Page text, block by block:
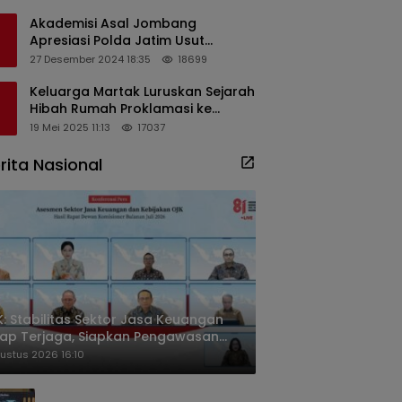
Akademisi Asal Jombang
Apresiasi Polda Jatim Usut
Dugaan Korupsi Pengisian
27 Desember 2024 18:35 18699
Keluarga Martak Luruskan Sejarah
Hibah Rumah Proklamasi ke
Soekarno
19 Mei 2025 11:13 17037
Nasional
Stabilitas Sektor Jasa Keuangan
Terjaga, Siapkan Pengawasan
Mineral Mulai 2027
2026 16:10